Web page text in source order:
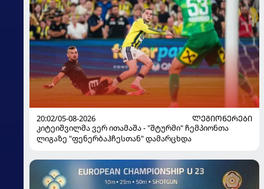
20:02/05-08-2026
ᲚᲔᲒᲘᲝᲜᲔᲠᲔᲑᲘ
კიტეიშვილმა ვერ ითამაშა - "შტურმი" ჩემპიონთა
ლიგაზე "ფენერბაჰჩესთან" დამარცხდა